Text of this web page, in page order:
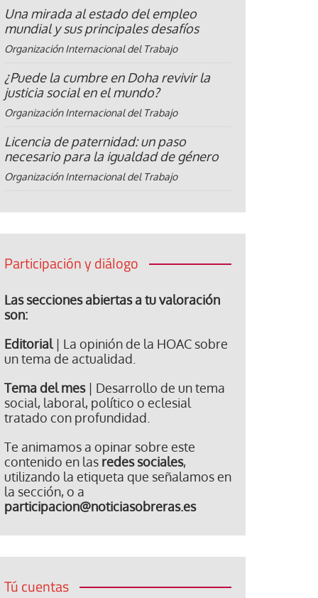
Una mirada al estado del empleo
mundial y sus principales desafíos
Organización Internacional del Trabajo
¿Puede la cumbre en Doha revivir la
justicia social en el mundo?
Organización Internacional del Trabajo
Licencia de paternidad: un paso
necesario para la igualdad de género
Organización Internacional del Trabajo
Participación y diálogo
Las secciones abiertas a tu valoración
son:
Editorial| La opinión de la HOAC sobre
un tema de actualidad.
Tema del mes| Desarrollo de un tema
social, laboral, político o eclesial
tratado con profundidad.
Te animamos a opinar sobre este
contenido en las redes sociales,
utilizando la etiqueta que señalamos en
la sección, o a
participacion@noticiasobreras.es
Tú cuentas